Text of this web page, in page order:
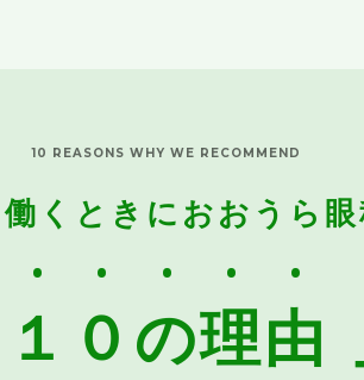
10 REASONS WHY WE RECOMMEND
くときにおおうら
１０の理由